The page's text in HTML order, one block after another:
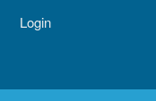
Login